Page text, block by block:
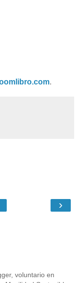
.
›
voluntario en